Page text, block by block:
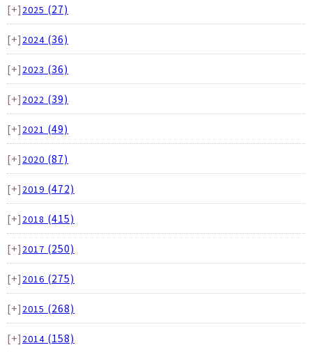
[+] 2025 (27)
[+] 2024 (36)
[+] 2023 (36)
[+] 2022 (39)
[+] 2021 (49)
[+] 2020 (87)
[+] 2019 (472)
[+] 2018 (415)
[+] 2017 (250)
[+] 2016 (275)
[+] 2015 (268)
[+] 2014 (158)